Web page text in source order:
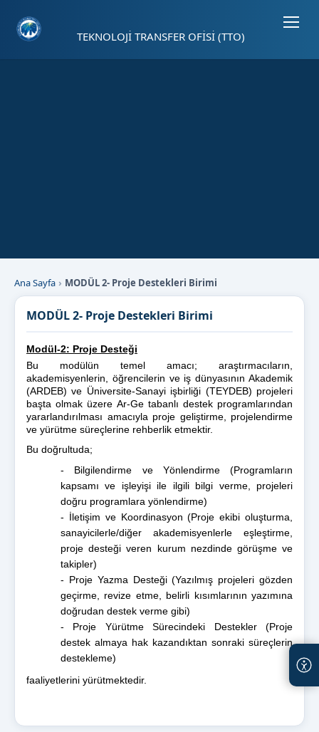
TEKNOLOJİ TRANSFER OFİSİ (TTO)
Ana Sayfa MODÜL 2- Proje Destekleri Birimi
MODÜL 2- Proje Destekleri Birimi
Modül-2: Proje Desteği
Bu modülün temel amacı; araştırmacıların,
akademisyenlerin, öğrencilerin ve iş dünyasının Akademik
(ARDEB) ve Üniversite-Sanayi işbirliği (TEYDEB) projeleri
başta olmak üzere Ar-Ge tabanlı destek programlarından
yararlandırılması amacıyla proje geliştirme, projelendirme
ve yürütme süreçlerine rehberlik etmektir.
Bu doğrultuda;
- Bilgilendirme ve Yönlendirme (Programların
kapsamı ve işleyişi ile ilgili bilgi verme, projeleri
doğru programlara yönlendirme)
- İletişim ve Koordinasyon (Proje ekibi oluşturma,
sanayicilerle/diğer akademisyenlerle eşleştirme,
proje desteği veren kurum nezdinde görüşme ve
takipler)
- Proje Yazma Desteği (Yazılmış projeleri gözden
geçirme, revize etme, belirli kısımlarının yazımına
doğrudan destek verme gibi)
- Proje Yürütme Sürecindeki Destekler (Proje
destek almaya hak kazandıktan sonraki süreçlerin
destekleme)
faaliyetlerini yürütmektedir.